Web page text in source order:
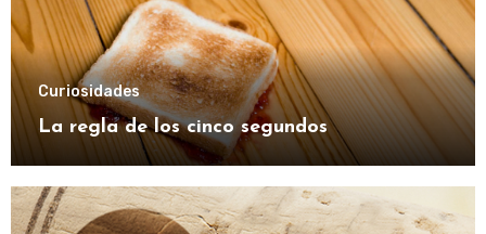
Curiosidades
La regla de los cinco segundos